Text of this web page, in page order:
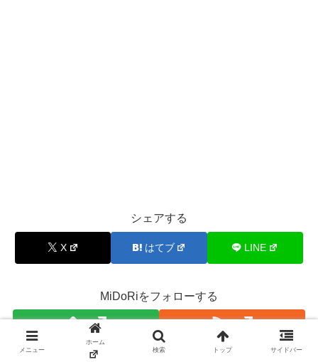
シェアする
X はてブ LINE
MiDoRiをフォローする
メニュー
ホーム
検索
トップ サイドバー